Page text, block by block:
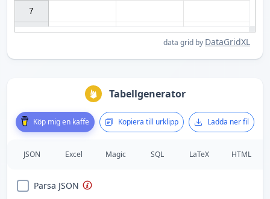
data grid by DataGridXL
7
Tabellgenerator
Köp mig en kaffe Kopiera till urklipp Ladda ner fil
JSON Excel Magic SQL LaTeX HTML
Parsa JSON